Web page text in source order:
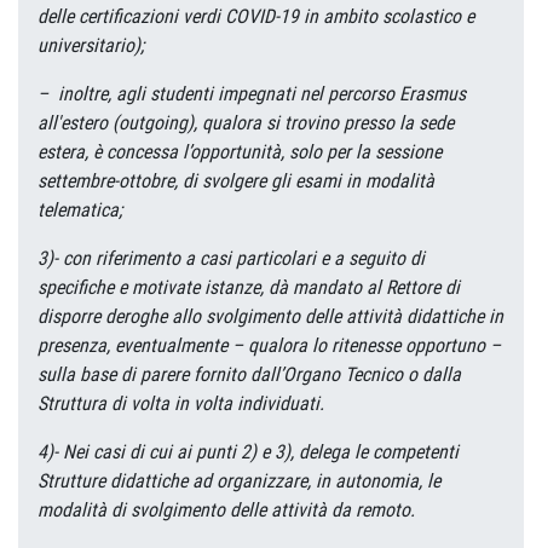
delle certificazioni verdi COVID-19 in ambito scolastico e
universitario);
– inoltre, agli studenti impegnati nel percorso Erasmus
all'estero (outgoing), qualora si trovino presso la sede
estera, è concessa l’opportunità, solo per la sessione
settembre-ottobre, di svolgere gli esami in modalità
telematica;
3)- con riferimento a casi particolari e a seguito di
specifiche e motivate istanze, dà mandato al Rettore di
disporre deroghe allo svolgimento delle attività didattiche in
presenza, eventualmente – qualora lo ritenesse opportuno –
sulla base di parere fornito dall’Organo Tecnico o dalla
Struttura di volta in volta individuati.
4)- Nei casi di cui ai punti 2) e 3), delega le competenti
Strutture didattiche ad organizzare, in autonomia, le
modalità di svolgimento delle attività da remoto.